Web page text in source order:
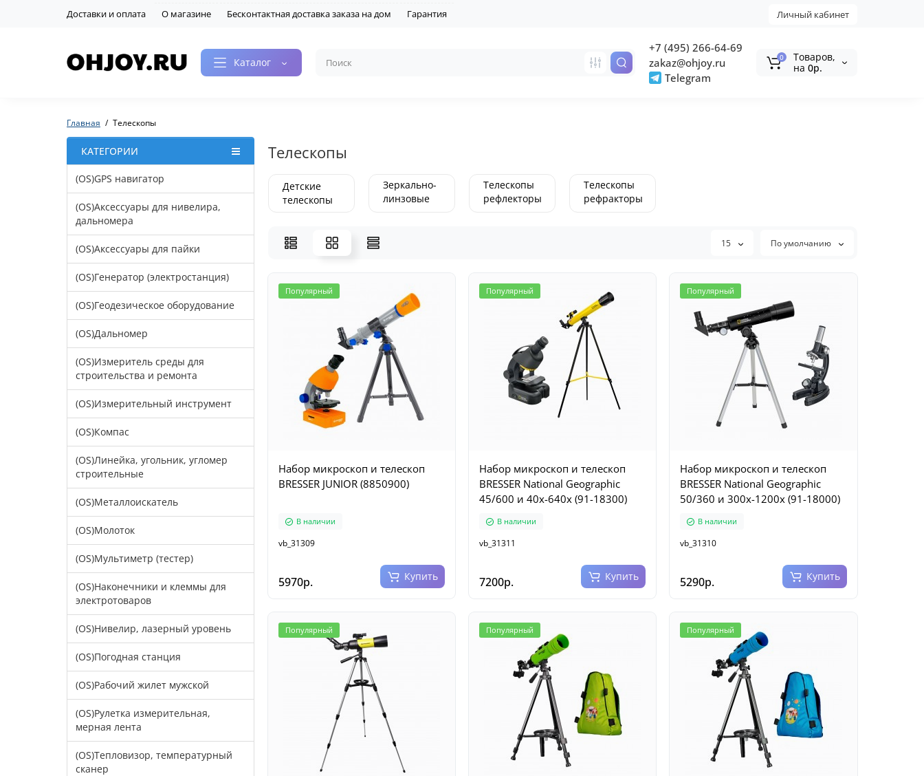
Доставки и оплата О магазине Бесконтактная доставка заказа на дом Гарантия Личный кабинет
Каталог
+7 (495) 266-64-69
zakaz@ohjoy.ru
Telegram
0
Tоваров,
на 0р.
Главная Телескопы
КАТЕГОРИИ
(OS)GPS навигатор
(OS)Аксессуары для нивелира,
дальномера
(OS)Аксессуары для пайки
(OS)Генератор (электростанция)
(OS)Геодезическое оборудование
(OS)Дальномер
(OS)Измеритель среды для
строительства и ремонта
(OS)Измерительный инструмент
(OS)Компас
(OS)Линейка, угольник, угломер
строительные
(OS)Металлоискатель
(OS)Молоток
(OS)Мультиметр (тестер)
(OS)Наконечники и клеммы для
электротоваров
(OS)Нивелир, лазерный уровень
(OS)Погодная станция
(OS)Рабочий жилет мужской
(OS)Рулетка измерительная,
мерная лента
(OS)Тепловизор, температурный
сканер
Телескопы
Детские
телескопы
Зеркально-
линзовые
Телескопы
рефлекторы
Телескопы
рефракторы
15 По умолчанию
Популярный
Набор микроскоп и телескоп
BRESSER JUNIOR (8850900)
В наличии
vb_31309
5970р. Купить
Популярный
Набор микроскоп и телескоп
BRESSER National Geographic
45/600 и 40x-640x (91-18300)
В наличии
vb_31311
7200р. Купить
Популярный
Набор микроскоп и телескоп
BRESSER National Geographic
50/360 и 300x-1200x (91-18000)
В наличии
vb_31310
5290р. Купить
Популярный Популярный Популярный